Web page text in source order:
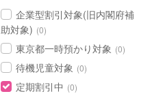
企業型割引対象(旧内閣府補
助対象) (0)
東京都一時預かり対象 (0)
待機児童対象 (0)
定期割引中 (0)